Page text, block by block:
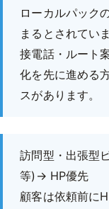
ローカルパック
まるとされてい
接電話・ルート
化を先に進める
スがあります。
訪問型・出張型
等)→ HP優先
顧客は依頼前に